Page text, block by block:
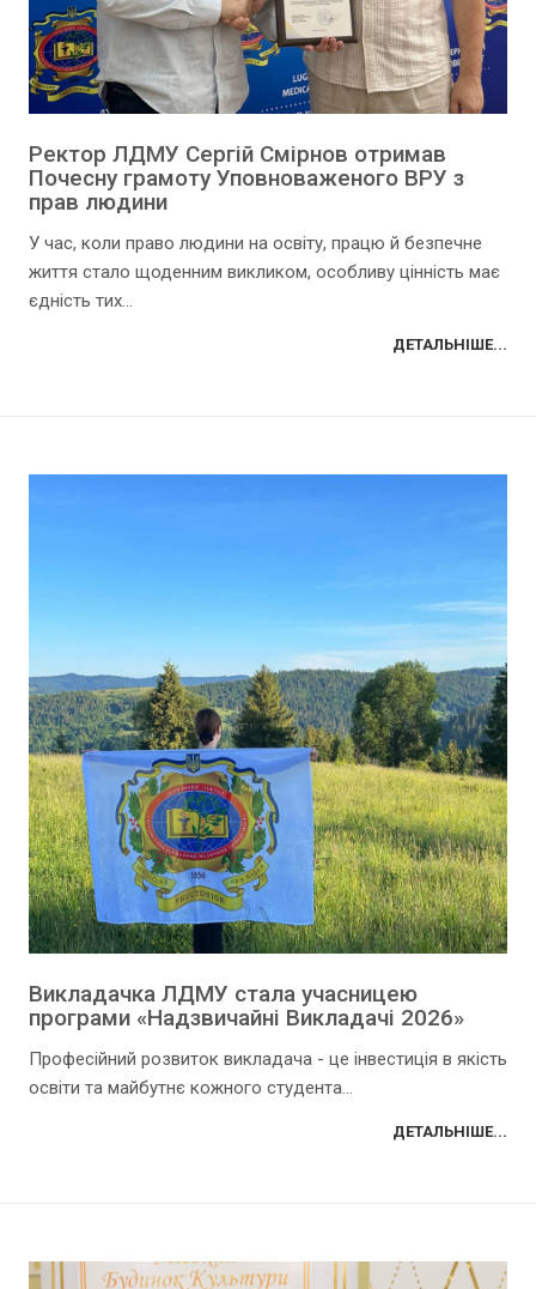
Ректор ЛДМУ Сергій Смірнов отримав
Почесну грамоту Уповноваженого ВРУ з
прав людини
У час, коли право людини на освіту, працю й безпечне
життя стало щоденним викликом, особливу цінність має
єдність тих...
ДЕТАЛЬНІШЕ...
Викладачка ЛДМУ стала учасницею
програми «Надзвичайні Викладачі 2026»
Професійний розвиток викладача - це інвестиція в якість
освіти та майбутнє кожного студента...
ДЕТАЛЬНІШЕ...